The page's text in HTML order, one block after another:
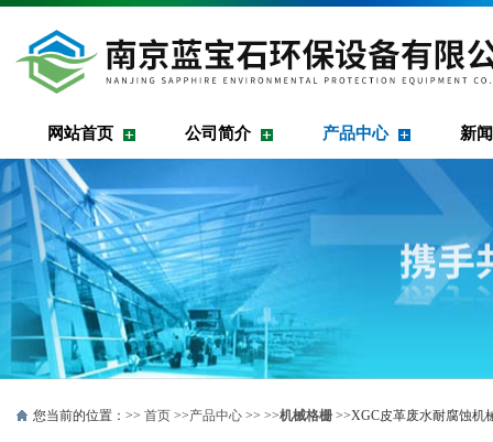
网站首页 公司简介 产品中心 新
您当前的位置：>> 首页 >>产品中心 >> >>机械格栅 >>XGC皮革废水耐腐蚀机